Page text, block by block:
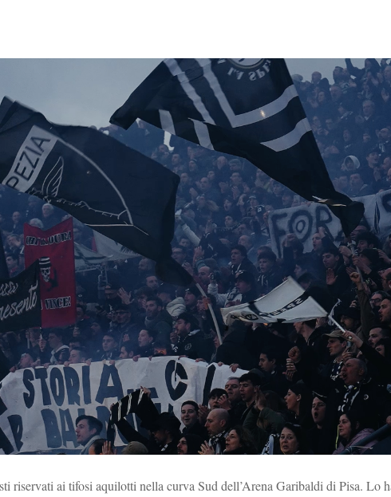
riservati ai tifosi aquilotti nella curva Sud dell’Arena Garibaldi di Pisa. Lo